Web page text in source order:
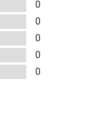
0
0
0
0
0